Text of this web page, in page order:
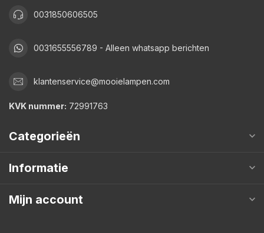
0031850606505
0031655556789 - Alleen whatsapp berichten
klantenservice@mooielampen.com
KVK nummer: 72991763
Categorieën
Informatie
Mijn account